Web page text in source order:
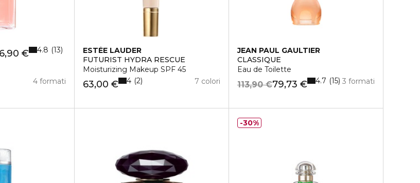
€
4 formati
4.8 13
ESTÉE LAUDER
FUTURIST HYDRA RESCUE
Moisturizing Makeup SPF 45
63,00 € 7 colori
4 2
JEAN PAUL GAULTIER
CLASSIQUE
Eau de Toilette
79,73 €
113,90 € 3 formati
4.7 15
30%